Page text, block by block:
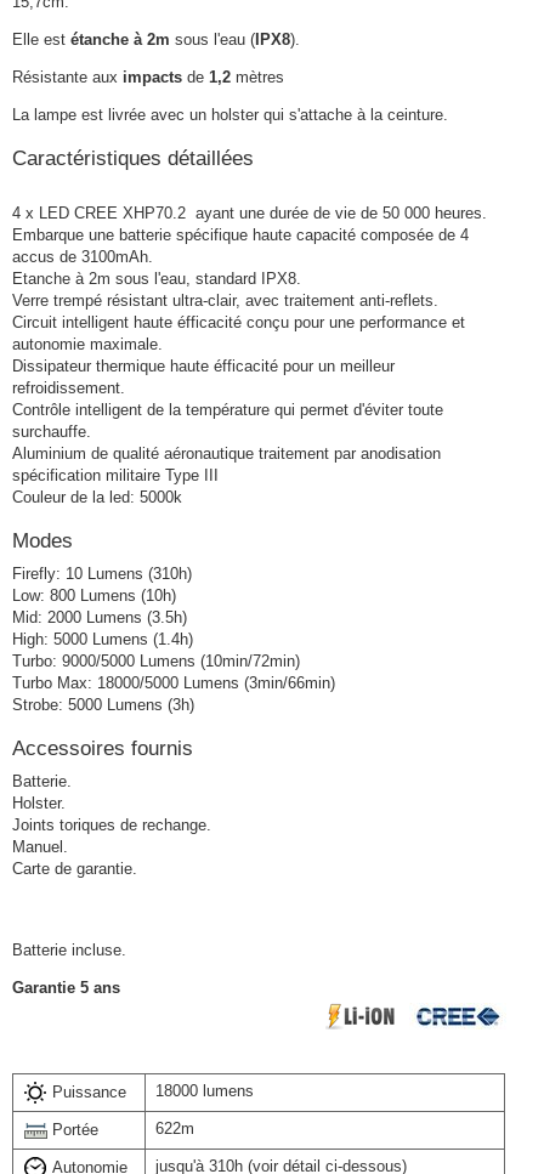
Elle est étanche à 2m sous l'eau ( IPX8).
Résistante aux impacts de 1,2 mètres
La lampe est livrée avec un holster qui s'attache à la ceinture.
Caractéristiques détaillées
4 x LED CREE XHP70.2 ayant une durée de vie de 50 000 heures.
Embarque une batterie spécifique haute capacité composée de 4
accus de 3100mAh.
Etanche à 2m sous l'eau, standard IPX8.
Verre trempé résistant ultra-clair, avec traitement anti-reflets.
Circuit intelligent haute éfficacité conçu pour une performance et
autonomie maximale.
Dissipateur thermique haute éfficacité pour un meilleur
refroidissement.
Contrôle intelligent de la température qui permet d'éviter toute
surchauffe.
Aluminium de qualité aéronautique traitement par anodisation
spécification militaire Type III
Couleur de la led: 5000k
Modes
Firefly: 10 Lumens (310h)
Low: 800 Lumens (10h)
Mid: 2000 Lumens (3.5h)
High: 5000 Lumens (1.4h)
Turbo: 9000/5000 Lumens (10min/72min)
Turbo Max: 18000/5000 Lumens (3min/66min)
Strobe: 5000 Lumens (3h)
Accessoires fournis
Batterie.
Holster.
Joints toriques de rechange.
Manuel.
Carte de garantie.
Batterie incluse.
Garantie 5 ans
Puissance 18000 lumens
Portée 622m
Autonomie jusqu'à 310h (voir détail ci-dessous)